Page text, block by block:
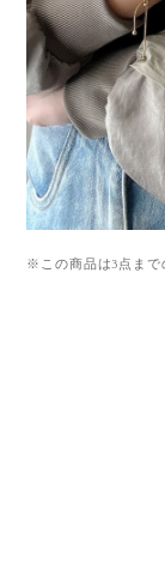
※この商品は3点まで